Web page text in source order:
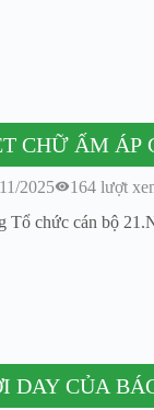
CHỮ ẤM ÁP
2025
164 lượt
Tổ chức cán bộ
DAY CỦA